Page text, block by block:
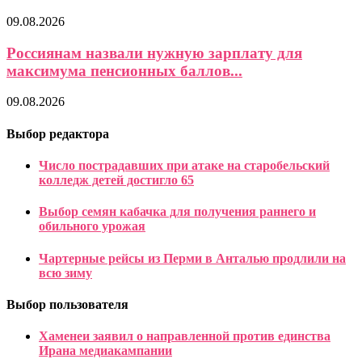
09.08.2026
Россиянам назвали нужную зарплату для
максимума пенсионных баллов...
09.08.2026
Выбор редактора
Число пострадавших при атаке на старобельский
колледж детей достигло 65
Выбор семян кабачка для получения раннего и
обильного урожая
Чартерные рейсы из Перми в Анталью продлили на
всю зиму
Выбор пользователя
Хаменеи заявил о направленной против единства
Ирана медиакампании